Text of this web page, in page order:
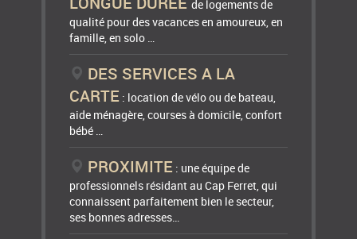
de logements de
qualité pour des vacances en amoureux, en
famille, en solo …
DES SERVICES A LA
CARTE : location de vélo ou de bateau,
aide ménagère, courses à domicile, confort
bébé …
PROXIMITE : une équipe de
professionnels résidant au Cap Ferret, qui
connaissent parfaitement bien le secteur,
ses bonnes adresses…